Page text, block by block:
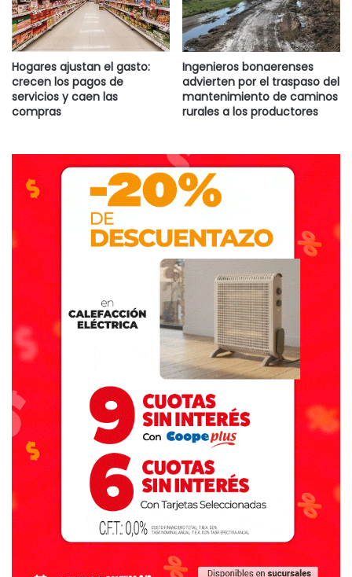
En la última jornada, Villa Rosa viaja a San Román, vence al
Centro Social Valenciano 3 a 1 con goles de Félix Camargo,
Daniel Torres y Carlos Enríquez.
Caravana y festejos en Dorrego que se prolongaron por
Hogares ajustan el gasto:
crecen los pagos de
servicios y caen las
compras
Ingenieros bonaerenses
advierten por el traspaso del
mantenimiento de caminos
rurales a los productores